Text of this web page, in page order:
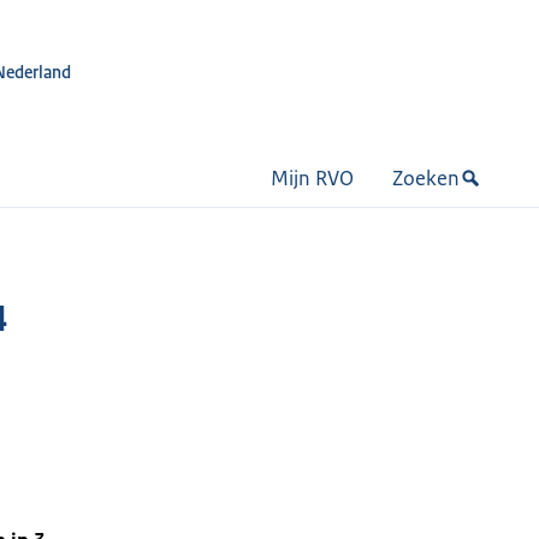
Mijn RVO Zoeken